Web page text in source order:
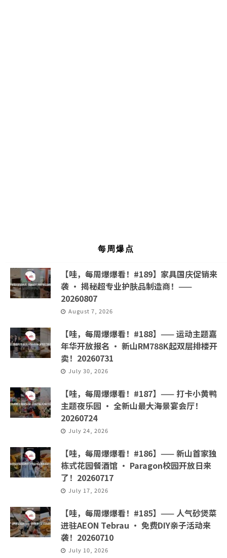
每周爆点
【哇，每周爆爆看！#189】家具国庆促销来
袭 · 揭秘超专业护肤品制造商！——
20260807
August 7, 2026
【哇，每周爆爆看！#188】—— 运动主题嘉
年华开放报名 · 新山RM788K起双层排楼开
卖！20260731
July 30, 2026
【哇，每周爆爆看！#187】—— 打卡小黄鸭
主题夜乐园 · 全新山最大海景宴会厅！
20260724
July 24, 2026
【哇，每周爆爆看！#186】—— 新山首家独
栋式花园餐酒馆 · Paragon校园开放日来
了！20260717
July 17, 2026
【哇，每周爆爆看！#185】—— 人气砂煲菜
进驻AEON Tebrau · 免费DIY亲子活动来
袭！20260710
July 10, 2026